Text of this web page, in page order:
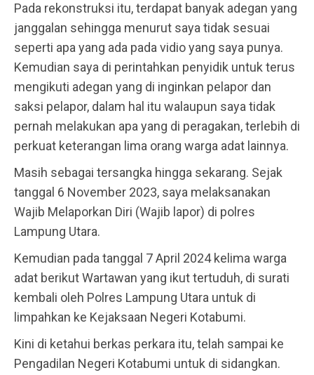
Pada rekonstruksi itu, terdapat banyak adegan yang
janggalan sehingga menurut saya tidak sesuai
seperti apa yang ada pada vidio yang saya punya.
Kemudian saya di perintahkan penyidik untuk terus
mengikuti adegan yang di inginkan pelapor dan
saksi pelapor, dalam hal itu walaupun saya tidak
pernah melakukan apa yang di peragakan, terlebih di
perkuat keterangan lima orang warga adat lainnya.
Masih sebagai tersangka hingga sekarang. Sejak
tanggal 6 November 2023, saya melaksanakan
Wajib Melaporkan Diri (Wajib lapor) di polres
Lampung Utara.
Kemudian pada tanggal 7 April 2024 kelima warga
adat berikut Wartawan yang ikut tertuduh, di surati
kembali oleh Polres Lampung Utara untuk di
limpahkan ke Kejaksaan Negeri Kotabumi.
Kini di ketahui berkas perkara itu, telah sampai ke
Pengadilan Negeri Kotabumi untuk di sidangkan.